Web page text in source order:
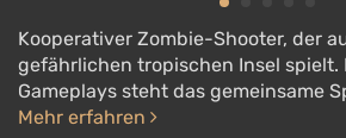
Kooperativer Zombie-Shooter, der
gefährlichen tropischen Insel spielt.
Gameplays steht das gemeinsame
Mehr erfahren